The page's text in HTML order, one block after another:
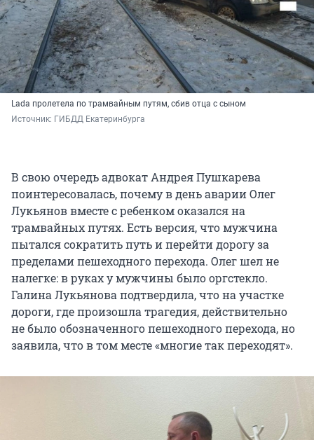
Lada пролетела по трамвайным путям, сбив отца с сыном
Источник: ГИБДД Екатеринбурга
В свою очередь адвокат Андрея Пушкарева
поинтересовалась, почему в день аварии Олег
Лукьянов вместе с ребенком оказался на
трамвайных путях. Есть версия, что мужчина
пытался сократить путь и перейти дорогу за
пределами пешеходного перехода. Олег шел не
налегке: в руках у мужчины было оргстекло.
Галина Лукьянова подтвердила, что на участке
дороги, где произошла трагедия, действительно
не было обозначенного пешеходного перехода, но
заявила, что в том месте «многие так переходят».